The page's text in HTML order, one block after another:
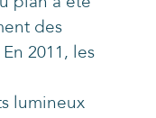
des
2011, les
lumineux